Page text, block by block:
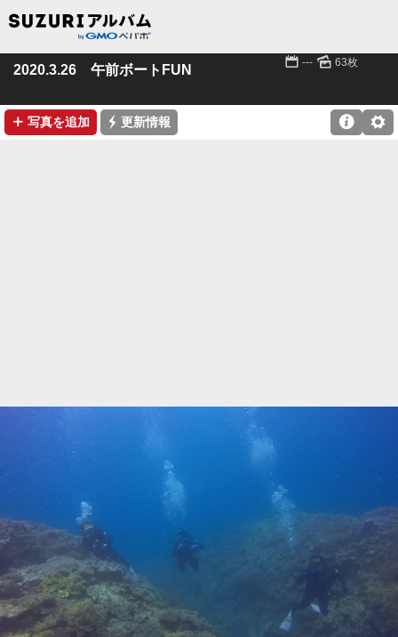
2020.3.26 午前ボートFUN 📅 --- 🌄 63枚
➕ 写真を追加 ⚡ 更新情報 ⚙
